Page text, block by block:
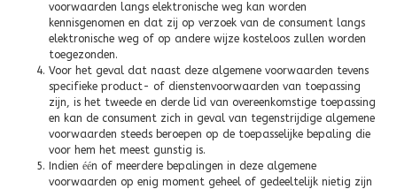
voorwaarden langs elektronische weg kan worden
kennisgenomen en dat zij op verzoek van de consument langs
elektronische weg of op andere wijze kosteloos zullen worden
toegezonden.
Voor het geval dat naast deze algemene voorwaarden tevens
specifieke product- of dienstenvoorwaarden van toepassing
zijn, is het tweede en derde lid van overeenkomstige toepassing
en kan de consument zich in geval van tegenstrijdige algemene
voorwaarden steeds beroepen op de toepasselijke bepaling die
voor hem het meest gunstig is.
Indien één of meerdere bepalingen in deze algemene
voorwaarden op enig moment geheel of gedeeltelijk nietig zijn